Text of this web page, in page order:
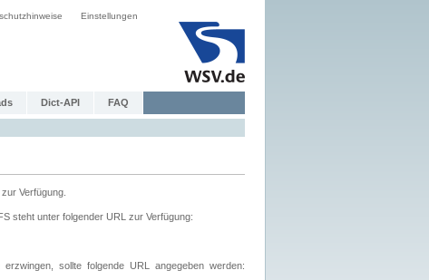
Einstellungen
Dict-API FAQ
Verfügung.
steht unter folgender URL zur Verfügung:
sollte folgende URL angegeben werden: